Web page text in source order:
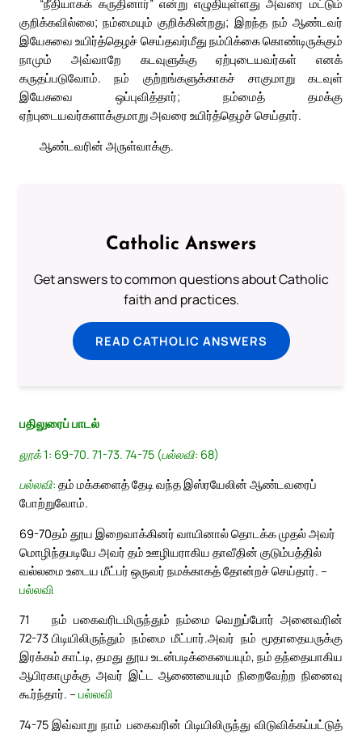
“நீதியாகக் கருதினார்” என்று எழுதியுள்ளது அவரை மட்டும்
குறிக்கவில்லை; நம்மையும் குறிக்கின்றது; இறந்த நம் ஆண்டவர்
இயேசுவை உயிர்த்தெழச் செய்தவர்மீது நம்பிக்கை கொண்டிருக்கும்
நாமும் அவ்வாறே கடவுளுக்கு ஏற்புடையவர்கள் எனக்
கருதப்படுவோம். நம் குற்றங்களுக்காகச் சாகுமாறு கடவுள்
இயேசுவை ஒப்புவித்தார்; நம்மைத் தமக்கு
ஏற்புடையவர்களாக்குமாறு அவரை உயிர்த்தெழச் செய்தார்.
ஆண்டவரின் அருள்வாக்கு.
Catholic Answers
Get answers to common questions about Catholic
faith and practices.
READ CATHOLIC ANSWERS
பதிலுரைப் பாடல்
லூக் 1: 69-70. 71-73. 74-75 (பல்லவி: 68)
பல்லவி: தம் மக்களைத் தேடி வந்த இஸ்ரயேலின் ஆண்டவரைப்
போற்றுவோம்.
69-70தம் தூய இறைவாக்கினர் வாயினால் தொடக்க முதல் அவர்
மொழிந்தபடியே அவர் தம் ஊழியராகிய தாவீதின் குடும்பத்தில்
வல்லமை உடைய மீட்பர் ஒருவர் நமக்காகத் தோன்றச் செய்தார். –
பல்லவி
71
நம் பகைவரிடமிருந்தும் நம்மை வெறுப்போர் அனைவரின்
பிடியிலிருந்தும் நம்மை மீட்பார்.
72-73
அவர் நம் மூதாதையருக்கு
இரக்கம் காட்டி, தமது தூய உடன்படிக்கையையும், நம் தந்தையாகிய
ஆபிரகாமுக்கு அவர் இட்ட ஆணையையும் நிறைவேற்ற நினைவு
கூர்ந்தார். – பல்லவி
74-75 இவ்வாறு நாம் பகைவரின் பிடியிலிருந்து விடுவிக்கப்பட்டுத்